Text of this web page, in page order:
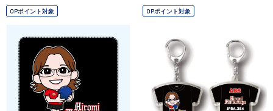
OPポイント対象 OPポイント対象